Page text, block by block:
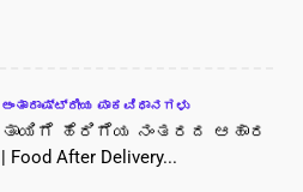
ಅಂತಾರಾಷ್ಟ್ರೀಯ ಪಾಕವಿಧಾನಗಳು
ತಾಯಿಗೆ ಹೆರಿಗೆಯ ನಂತರದ ಆಹಾರ
| Food After Delivery...